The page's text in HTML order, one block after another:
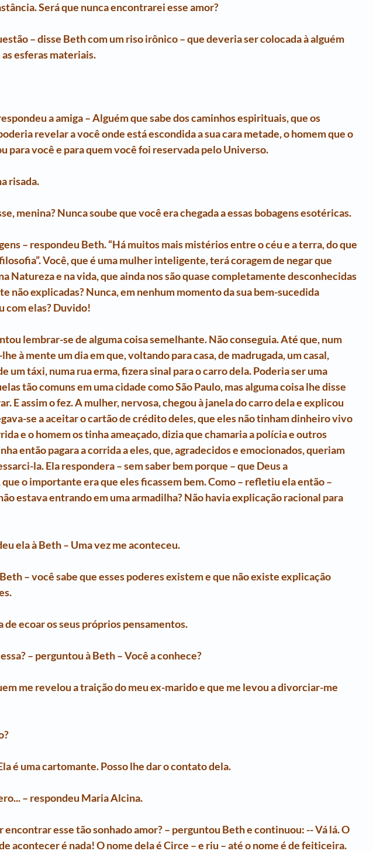
Será que nunca encontrarei esse amor?
– disse Beth com um riso irônico – que deveria ser colocada à alguém
esferas materiais.
a amiga – Alguém que sabe dos caminhos espirituais, que os
revelar a você onde está escondida a sua cara metade, o homem que o
para você e para quem você foi reservada pelo Universo.
risada.
menina? Nunca soube que você era chegada a essas bobagens esotéricas.
– respondeu Beth. “Há muitos mais mistérios entre o céu e a terra, do que
Você, que é uma mulher inteligente, terá coragem de negar que
Natureza e na vida, que ainda nos são quase completamente desconhecidas
não explicadas? Nunca, em nenhum momento da sua bem-sucedida
com elas? Duvido!
lembrar-se de alguma coisa semelhante. Não conseguia. Até que, num
à mente um dia em que, voltando para casa, de madrugada, um casal,
um táxi, numa rua erma, fizera sinal para o carro dela. Poderia ser uma
tão comuns em uma cidade como São Paulo, mas alguma coisa lhe disse
E assim o fez. A mulher, nervosa, chegou à janela do carro dela e explicou
se a aceitar o cartão de crédito deles, que eles não tinham dinheiro vivo
e o homem os tinha ameaçado, dizia que chamaria a polícia e outros
então pagara a corrida a eles, que, agradecidos e emocionados, queriam
la. Ela respondera – sem saber bem porque – que Deus a
o importante era que eles ficassem bem. Como – refletiu ela então –
estava entrando em uma armadilha? Não havia explicação racional para
ela à Beth – Uma vez me aconteceu.
– você sabe que esses poderes existem e que não existe explicação
de ecoar os seus próprios pensamentos.
– perguntou à Beth – Você a conhece?
me revelou a traição do meu ex-marido e que me levou a divorciar-me
é uma cartomante. Posso lhe dar o contato dela.
– respondeu Maria Alcina.
encontrar esse tão sonhado amor? – perguntou Beth e continuou: -- Vá lá. O
acontecer é nada! O nome dela é Circe – e riu – até o nome é de feiticeira.